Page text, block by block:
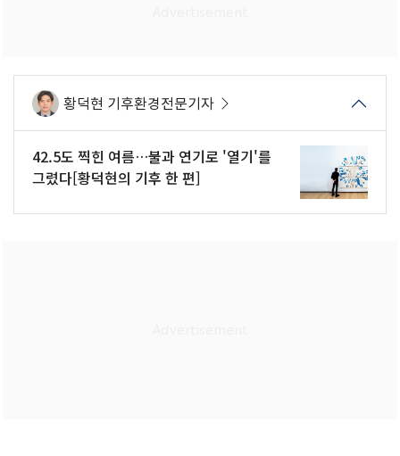
황덕현 기후환경전문기자
42.5도 찍힌 여름…불과 연기로 '열기'를
그렸다[황덕현의 기후 한 편]